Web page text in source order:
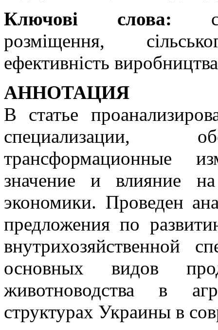
Ключові слова:
розміщення,
ефективність
АННОТАЦИЯ
В статье
специализации,
трансформационные
значение и влияние на
экономики. Проведен
предложения по
внутрихозяйственной
основных видов
животноводства в
структурах Украины в